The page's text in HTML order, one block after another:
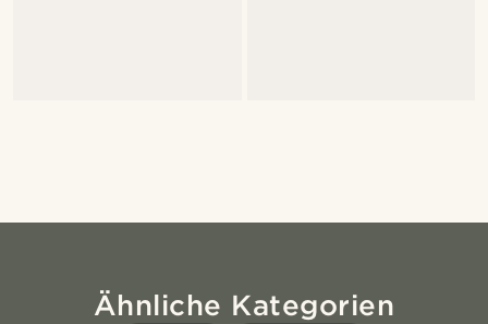
Ähnliche Kategorien